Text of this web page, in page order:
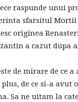
raspunde unui
sfarsitul Mortii
originea
a cazut dupa
de mirare de ce a
plus, de ce si-a avut
Sa ne uitam la